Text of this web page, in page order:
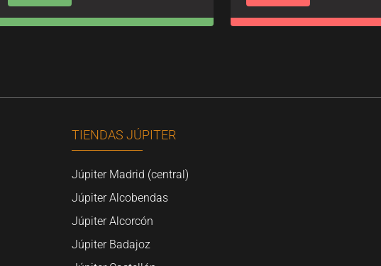
TIENDAS JÚPITER
Júpiter Madrid (central)
Júpiter Alcobendas
Júpiter Alcorcón
Júpiter Badajoz